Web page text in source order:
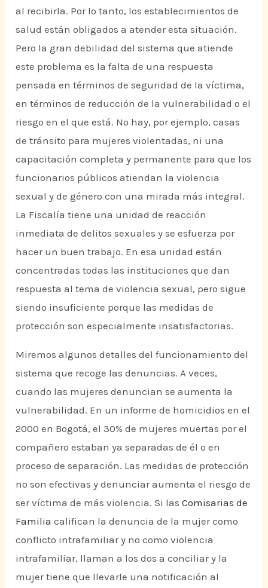
al recibirla. Por lo tanto, los establecimientos de
salud están obligados a atender esta situación.
Pero la gran debilidad del sistema que atiende
este problema es la falta de una respuesta
pensada en términos de seguridad de la víctima,
en términos de reducción de la vulnerabilidad o el
riesgo en el que está. No hay, por ejemplo, casas
de tránsito para mujeres violentadas, ni una
capacitación completa y permanente para que los
funcionarios públicos atiendan la violencia
sexual y de género con una mirada más integral.
La Fiscalía tiene una unidad de reacción
inmediata de delitos sexuales y se esfuerza por
hacer un buen trabajo. En esa unidad están
concentradas todas las instituciones que dan
respuesta al tema de violencia sexual, pero sigue
siendo insuficiente porque las medidas de
protección son especialmente insatisfactorias.
Miremos algunos detalles del funcionamiento del
sistema que recoge las denuncias. A veces,
cuando las mujeres denuncian se aumenta la
vulnerabilidad. En un informe de homicidios en el
2000 en Bogotá, el 30% de mujeres muertas por el
compañero estaban ya separadas de él o en
proceso de separación. Las medidas de protección
no son efectivas y denunciar aumenta el riesgo de
ser víctima de más violencia. Si lasComisarias de
Familia califican la denuncia de la mujer como
conflicto intrafamiliar y no como violencia
intrafamiliar, llaman a los dos a conciliar y la
mujer tiene que llevarle una notificación al